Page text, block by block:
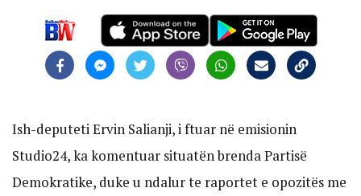
Ish-deputeti Ervin Salianji, i ftuar në emisionin
Studio24, ka komentuar situatën brenda Partisë
Demokratike, duke u ndalur te raportet e opozitës me